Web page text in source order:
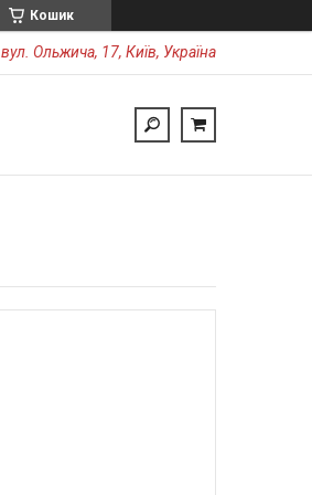
Кошик
вул. Ольжича, 17, Київ, Україна